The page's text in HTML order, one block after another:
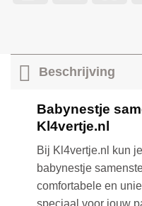
Beschrijving
Babynestje
Kl4vertje.nl
Bij Kl4vertje.nl kun
babynestje
comfortabele en